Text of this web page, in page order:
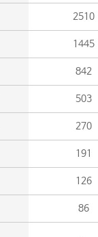
2510
1445
842
503
270
191
126
86